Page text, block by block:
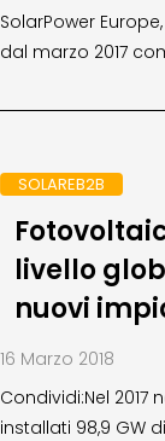
SolarPower
dal marzo 2017
SOLAREB2B
livello
nuovi
16 Marzo 2018
Condividi:Nel
installati 98,9 GW